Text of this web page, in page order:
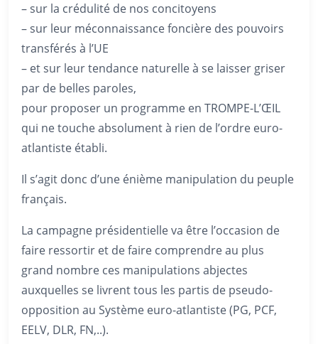
– sur la crédulité de nos concitoyens
– sur leur méconnaissance foncière des pouvoirs
transférés à l’UE
– et sur leur tendance naturelle à se laisser griser
par de belles paroles,
pour proposer un programme en TROMPE-L’ŒIL
qui ne touche absolument à rien de l’ordre euro-
atlantiste établi.
Il s’agit donc d’une énième manipulation du peuple
français.
La campagne présidentielle va être l’occasion de
faire ressortir et de faire comprendre au plus
grand nombre ces manipulations abjectes
auxquelles se livrent tous les partis de pseudo-
opposition au Système euro-atlantiste (PG, PCF,
EELV, DLR, FN,..).